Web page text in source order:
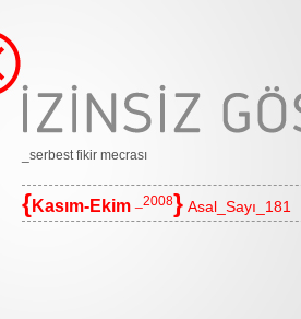
_serbest fikir mecrası
{Kasım-Ekim _2008} Asal_Sayı_181